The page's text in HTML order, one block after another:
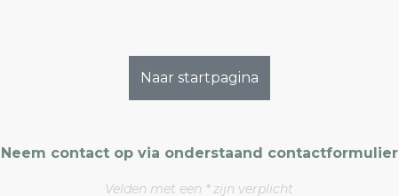
Naar startpagina
Neem contact op via onderstaand contactformulier
Velden met een * zijn verplicht